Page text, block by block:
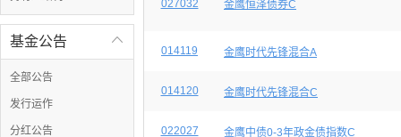

基金公告
全部公告
发行运作
分红公告
027032 金鹰恒泽债券C
014119 金鹰时代先锋混合A
014120 金鹰时代先锋混合C
022027 金鹰中债0-3年政金债指数C